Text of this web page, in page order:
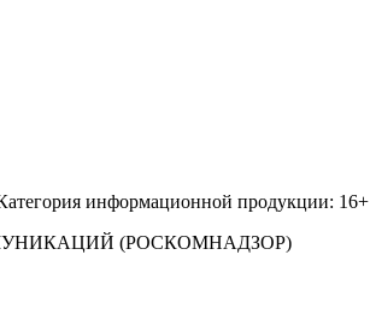
информационной продукции: 16+
(РОСКОМНАДЗОР)